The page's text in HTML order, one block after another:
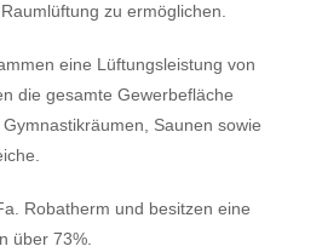
zu ermöglichen.
eine Lüftungsleistung von
die gesamte Gewerbefläche
Saunen sowie
Robatherm und besitzen eine
über 73%.